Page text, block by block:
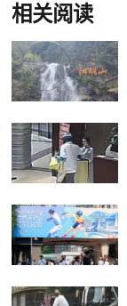
相关阅读